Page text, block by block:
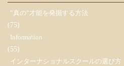
”真の”才能を発掘する方法
(75)
Information
(55)
インターナショナルスクールの選び方